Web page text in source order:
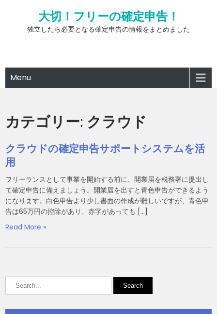
大切！フリーの確定申告！
独立したら必要となる確定申告の情報をまとめました
Menu
カテゴリー: クラウド
クラウドの確定申告サポートシステムを活
用
フリーランスとして事業を開始する前に、開業届を税務署に提出し
て確定申告に備えましょう。開業届を出すと青色申告ができるよう
になります。白色申告より少し書面の作成が難しいですが、青色申
告は65万円の控除があり、赤字があっても […]
Read More »